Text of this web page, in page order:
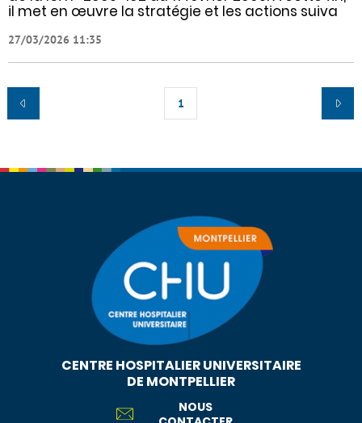
il met en œuvre la stratégie et les actions suiva
27/03/2026 11:35
1
CENTRE HOSPITALIER UNIVERSITAIRE
DE MONTPELLIER
NOUS